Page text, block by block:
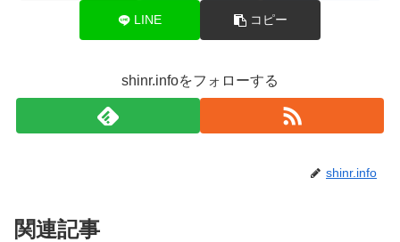
LINE コピー
shinr.infoをフォローする
shinr.info
関連記事